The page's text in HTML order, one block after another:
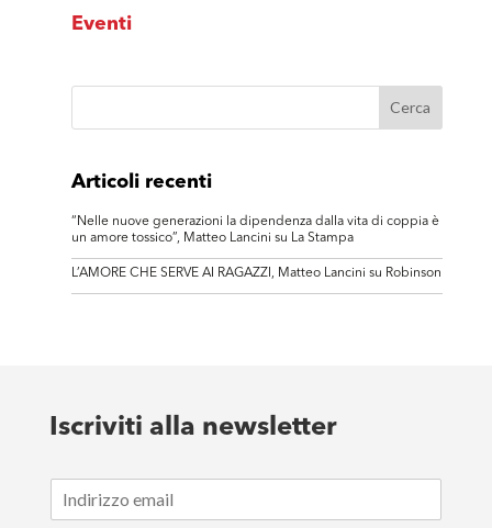
Eventi
Articoli recenti
“Nelle nuove generazioni la dipendenza dalla vita di coppia è
un amore tossico”, Matteo Lancini su La Stampa
L’AMORE CHE SERVE AI RAGAZZI, Matteo Lancini su Robinson
Iscriviti alla newsletter
m